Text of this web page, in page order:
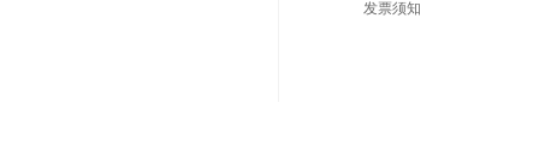
发票须知